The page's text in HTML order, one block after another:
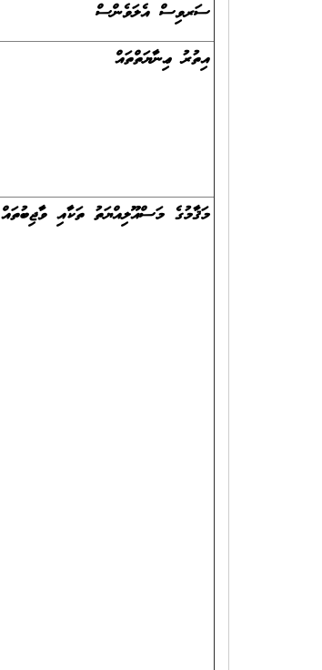
ސަރވިސް އެލަވެންސް
އިތުރު ޢިނާޔަތްތައް
މަޤާމުގެ މަސްއޫލިއްޔަތު ތަކާއި ވާޖިބުތައް